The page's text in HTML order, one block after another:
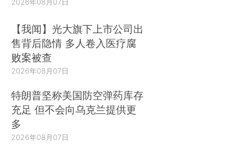
【我闻】光大旗下上市公司出
售背后隐情 多人卷入医疗腐
败案被查
2026年08月07日
特朗普坚称美国防空弹药库存
充足 但不会向乌克兰提供更
多
2026年08月07日